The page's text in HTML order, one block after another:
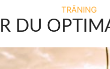
TRÄNING
DU